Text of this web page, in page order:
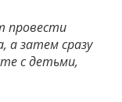
провести
а затем сразу
с детьми,